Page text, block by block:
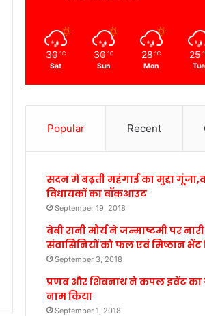
30 ℃
Sat
30 ℃
Sun
28 ℃
Mon
25
Tue
Popular Recent
सदन में बढ़ती महंगाई का मुद्दा
विधायकों का वॉकआउट
September 19, 2018
बेबी रानी मौर्य ने जन्माष्टमी पर
संवासिनियों को फल एवं मिष्ठान भेंट
September 3, 2018
प्रणब और शिबनाथ ने कपल इवेंट का
नाम किया
September 1, 2018